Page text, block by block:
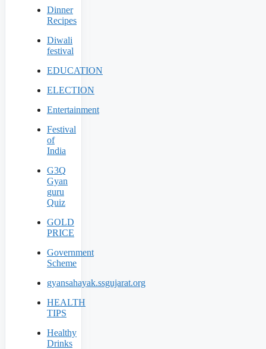
Dinner
Recipes
Diwali
festival
EDUCATION
ELECTION
Entertainment
Festival
of
India
G3Q
Gyan
guru
Quiz
GOLD
PRICE
Government
Scheme
gyansahayak.ssgujarat.org
HEALTH
TIPS
Healthy
Drinks